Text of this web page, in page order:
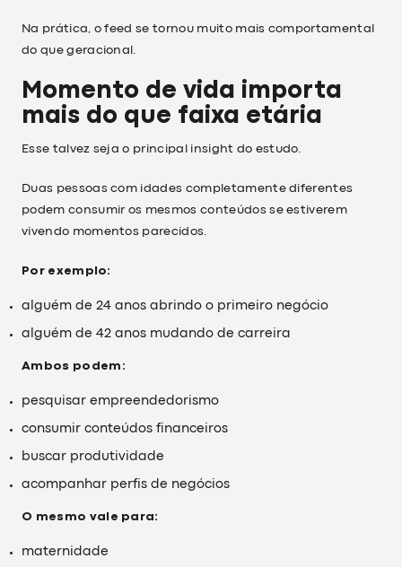
Na prática, o feed se tornou muito mais comportamental
do que geracional.
Momento de vida importa
mais do que faixa etária
Esse talvez seja o principal insight do estudo.
Duas pessoas com idades completamente diferentes
podem consumir os mesmos conteúdos se estiverem
vivendo momentos parecidos.
Por exemplo:
alguém de 24 anos abrindo o primeiro negócio
alguém de 42 anos mudando de carreira
Ambos podem:
pesquisar empreendedorismo
consumir conteúdos financeiros
buscar produtividade
acompanhar perfis de negócios
O mesmo vale para:
maternidade